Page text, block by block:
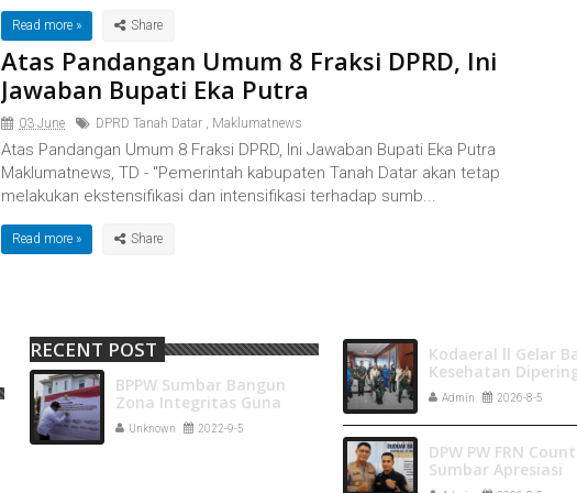
Read more »
Atas Pandangan Umum 8 Fraksi DPRD, Ini
Jawaban Bupati Eka Putra
03 June DPRD Tanah Datar , Maklumatnews
Atas Pandangan Umum 8 Fraksi DPRD, Ini Jawaban Bupati Eka Putra
Maklumatnews, TD - "Pemerintah kabupaten Tanah Datar akan tetap
melakukan ekstensifikasi dan intensifikasi terhadap sumb...
Read more »
RECENT POST
BPPW Sumbar Bangun
Zona Integritas Guna
Wujudkan WBK Dan WBBM
Unknown 2022-9-5
Kodaeral ll Gelar
Kesehatan
HUT Ke-80
Tahun 2026
Admin 2026-8-5
DPW PW FRN
Sumbar Apresiasi
Langkah Terbuka